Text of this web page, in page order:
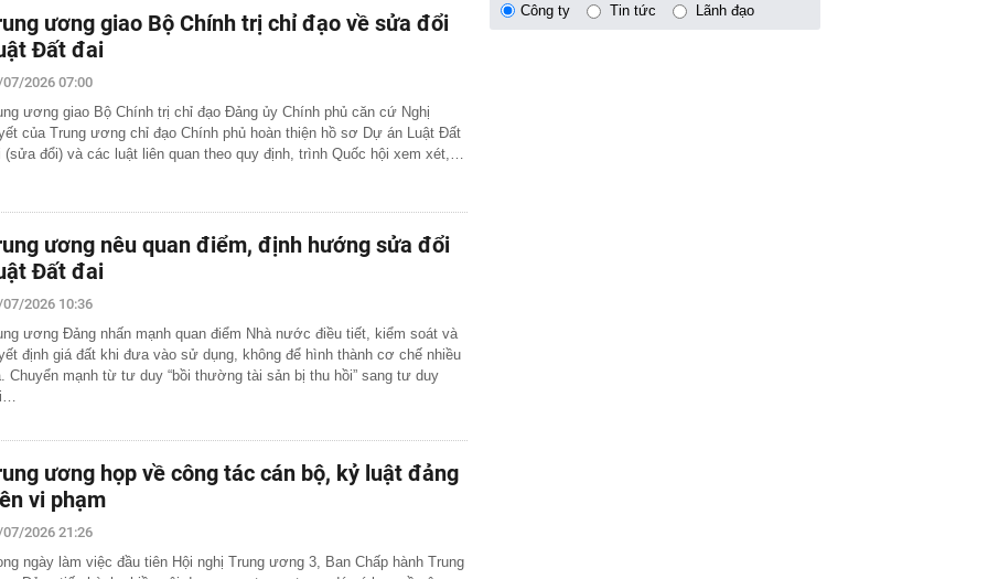
200 triệu đồng nếu người dùng tài khoản ngân hàng
Tây sông nước", cô nàng Á Khôi khiến tất cả mê mẩn
trẻo
vỡ hộp giấy, khách sạn đòi đền 3,3 triệu đồng
nghỉ dưỡng sang trọng nơi tổ chức hôn lễ của Ronaldo -
gần 40 triệu đồng/đêm, có quản gia riêng và hồ bơi vô
cấp bảo mẫu Triệu Thị Tâm SN 1971
sát tiến độ giải ngân vốn đầu tư công
thực hiện nghĩa vụ tài chính, cư dân bị 'treo' sổ hồng
đình nhỏ vài giọt tinh dầu vào lõi cuộn giấy vệ sinh?
mới thấy tác dụng
chối Trấn Thành đóng phim khác ai ngờ nổi tiếng hơn,
đẹp nhất thế giới
báo khẩn đến người dùng VNeID thực hiện giao dịch
ương giao Bộ Chính trị chỉ đạo về sửa đổi
Đất đai
2026 07:00
ương giao Bộ Chính trị chỉ đạo Đảng ủy Chính phủ căn cứ Nghị
của Trung ương chỉ đạo Chính phủ hoàn thiện hồ sơ Dự án Luật Đất
(sửa đổi) và các luật liên quan theo quy định, trình Quốc hội xem xét,…
ương nêu quan điểm, định hướng sửa đổi
Đất đai
2026 10:36
ương Đảng nhấn mạnh quan điểm Nhà nước điều tiết, kiểm soát và
định giá đất khi đưa vào sử dụng, không để hình thành cơ chế nhiều
Chuyển mạnh từ tư duy “bồi thường tài sản bị thu hồi” sang tư duy
ương họp về công tác cán bộ, kỷ luật đảng
vi phạm
2026 21:26
ngày làm việc đầu tiên Hội nghị Trung ương 3, Ban Chấp hành Trung
Công ty Tin tức Lãnh đạo